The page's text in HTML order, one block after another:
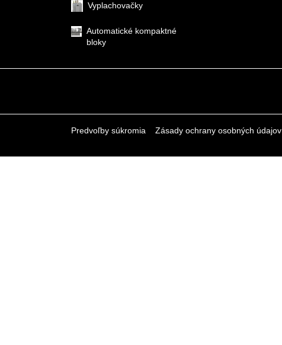
Vyplachovačky
Automatické kompaktné
bloky
Predvoľby súkromia Zásady ochrany osobných údajov